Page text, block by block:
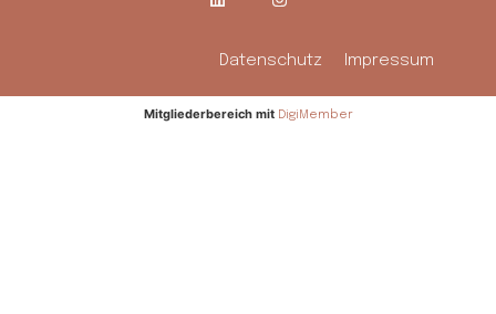
Datenschutz Impressum
Mitgliederbereich mit DigiMember